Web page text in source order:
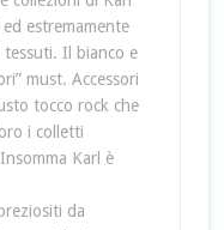
estremamente
Il bianco e
must. Accessori
tocco rock che
i colletti
Karl è
da